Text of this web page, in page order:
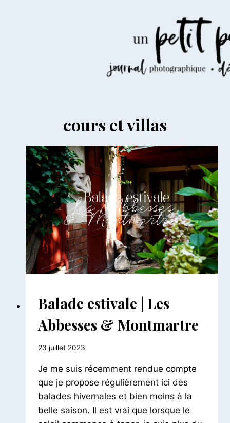
cours et villas
BALADES
PARISIENNES
BALADES
Balade estivale | Les
Abbesses & Montmartre
Par
Petit
Pois
23 juillet 2023
Je me suis récemment rendue compte
que je propose régulièrement ici des
balades hivernales et bien moins à la
belle saison. Il est vrai que lorsque le